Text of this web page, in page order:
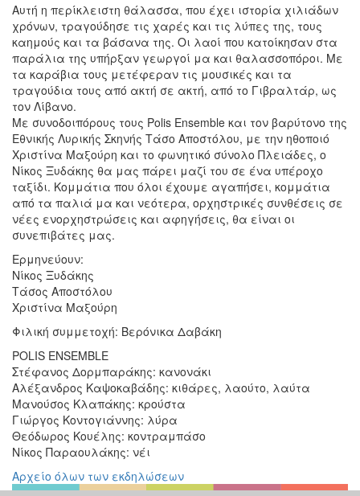
Αυτή η περίκλειστη θάλασσα, που έχει ιστορία χιλιάδων
χρόνων, τραγούδησε τις χαρές και τις λύπες της, τους
καημούς και τα βάσανα της. Οι λαοί που κατοίκησαν στα
παράλια της υπήρξαν γεωργοί μα και θαλασσοπόροι. Με
τα καράβια τους μετέφεραν τις μουσικές και τα
τραγούδια τους από ακτή σε ακτή, από το Γιβραλτάρ, ως
τον Λίβανο.
Με συνοδοιπόρους τους Polis Ensemble και τον βαρύτονο της
Εθνικής Λυρικής Σκηνής Τάσο Αποστόλου, με την ηθοποιό
Χριστίνα Μαξούρη και το φωνητικό σύνολο Πλειάδες, ο
Νίκος Ξυδάκης θα μας πάρει μαζί του σε ένα υπέροχο
ταξίδι. Κομμάτια που όλοι έχουμε αγαπήσει, κομμάτια
από τα παλιά μα και νεότερα, ορχηστρικές συνθέσεις σε
νέες ενορχηστρώσεις και αφηγήσεις, θα είναι οι
συνεπιβάτες μας.
Ερμηνεύουν:
Νίκος Ξυδάκης
Τάσος Αποστόλου
Χριστίνα Μαξούρη
Φιλική συμμετοχή: Βερόνικα Δαβάκη
POLIS ENSEMBLE
Στέφανος Δορμπαράκης: κανονάκι
Αλέξανδρος Καψοκαβάδης: κιθάρες, λαούτο, λαύτα
Μανούσος Κλαπάκης: κρούστα
Γιώργος Κοντογιάννης: λύρα
Θεόδωρος Κουέλης: κοντραμπάσο
Νίκος Παραουλάκης: νέι
Αρχείο όλων των εκδηλώσεων